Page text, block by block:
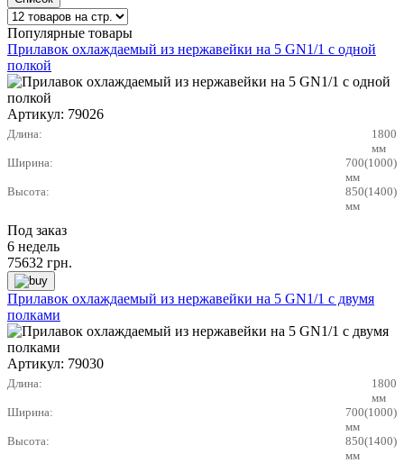
Популярные товары
Прилавок охлаждаемый из нержавейки на 5 GN1/1 с одной
полкой
Артикул: 79026
Длина:
1800
мм
Ширина:
700(1000)
мм
Высота:
850(1400)
мм
Под заказ
6 недель
75632 грн.
Прилавок охлаждаемый из нержавейки на 5 GN1/1 с двумя
полками
Артикул: 79030
Длина:
1800
мм
Ширина:
700(1000)
мм
Высота:
850(1400)
мм